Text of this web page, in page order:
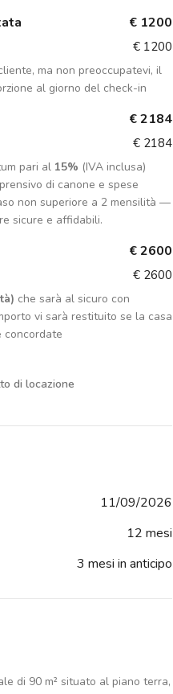
€ 1200
€ 1200
ma non preoccupatevi, il
al giorno del check-in
€ 2184
€ 2184
pari al 15% (IVA inclusa)
di canone e spese
non superiore a 2 mensilità —
sicure e affidabili.
€ 2600
€ 2600
che sarà al sicuro con
vi sarà restituito se la casa
concordate
di locazione
11/09/2026
12 mesi
3 mesi in anticipo
di 90 m² situato al piano terra,